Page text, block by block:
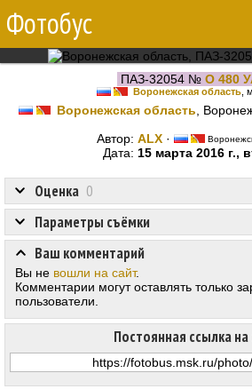
Фотобус
ПАЗ-32054 № О 480
Воронежская область ,
Воронежская область ,
Автор: ALX·
Дата: 15 марта 2016 г.,
Оценка 0
Постоянная ссылка
Параметры съёмки
Ваш комментарий
Вы не вошли на сайт.
Комментарии могут оставлять только
пользователи.